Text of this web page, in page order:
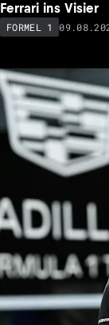
Ferrari ins Visier
FORMEL 1